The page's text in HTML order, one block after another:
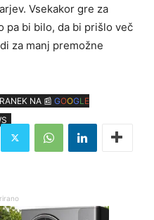
Vsekakor gre za
pa bi bilo, da bi prišlo več
za manj premožne
NA 📰 GOOGL E